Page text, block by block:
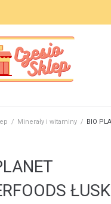
/ Minerały i witaminy / BIO